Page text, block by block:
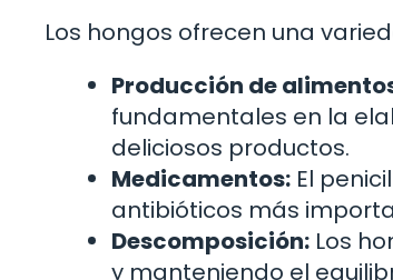
Los hongos ofrecen una
Producción de
fundamentales en la
deliciosos productos.
Medicamentos: El
antibióticos más
Descomposición: Los
y manteniendo el